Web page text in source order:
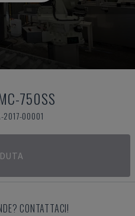
750SS
2017-00001
CONTATTACI!